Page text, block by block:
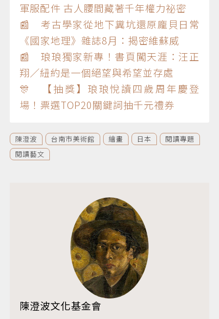
軍服配件 古人腰間藏著千年權力祕密
📰 考古學家從地下糞坑還原龐貝日常
《國家地理》雜誌8月：揭密維蘇威
📰 琅琅獨家新專！書頁闖天涯：汪正
翔／紐約是一個絕望與希望並存處
🎊 【抽獎】琅琅悅讀四歲周年慶登
場！票選TOP20關鍵詞抽千元禮券
陳澄波 台南市美術館 繪畫 日本
閱讀專題
閱讀藝文
陳澄波文化基金會